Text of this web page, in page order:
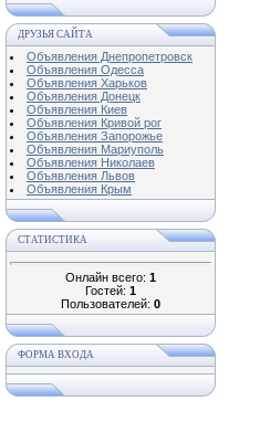
ДРУЗЬЯ САЙТА
Объявления Днепропетровск
Объявления Одесса
Объявления Харьков
Объявления Донецк
Объявления Киев
Объявления Кривой рог
Объявления Запорожье
Объявления Мариуполь
Объявления Николаев
Объявления Львов
Объявления Крым
СТАТИСТИКА
Онлайн всего: 1
Гостей: 1
Пользователей: 0
ФОРМА ВХОДА